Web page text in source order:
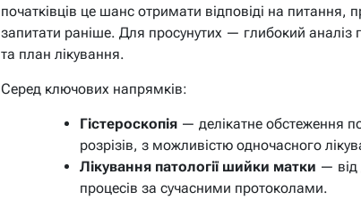
початківців це шанс отримати відповіді на питання,
запитати раніше. Для просунутих — глибокий
та план лікування.
Серед ключових напрямків:
Гістероскопія — делікатне обстеження
розрізів, з можливістю одночасного
Лікування патології шийки матки — від
процесів за сучасними протоколами.